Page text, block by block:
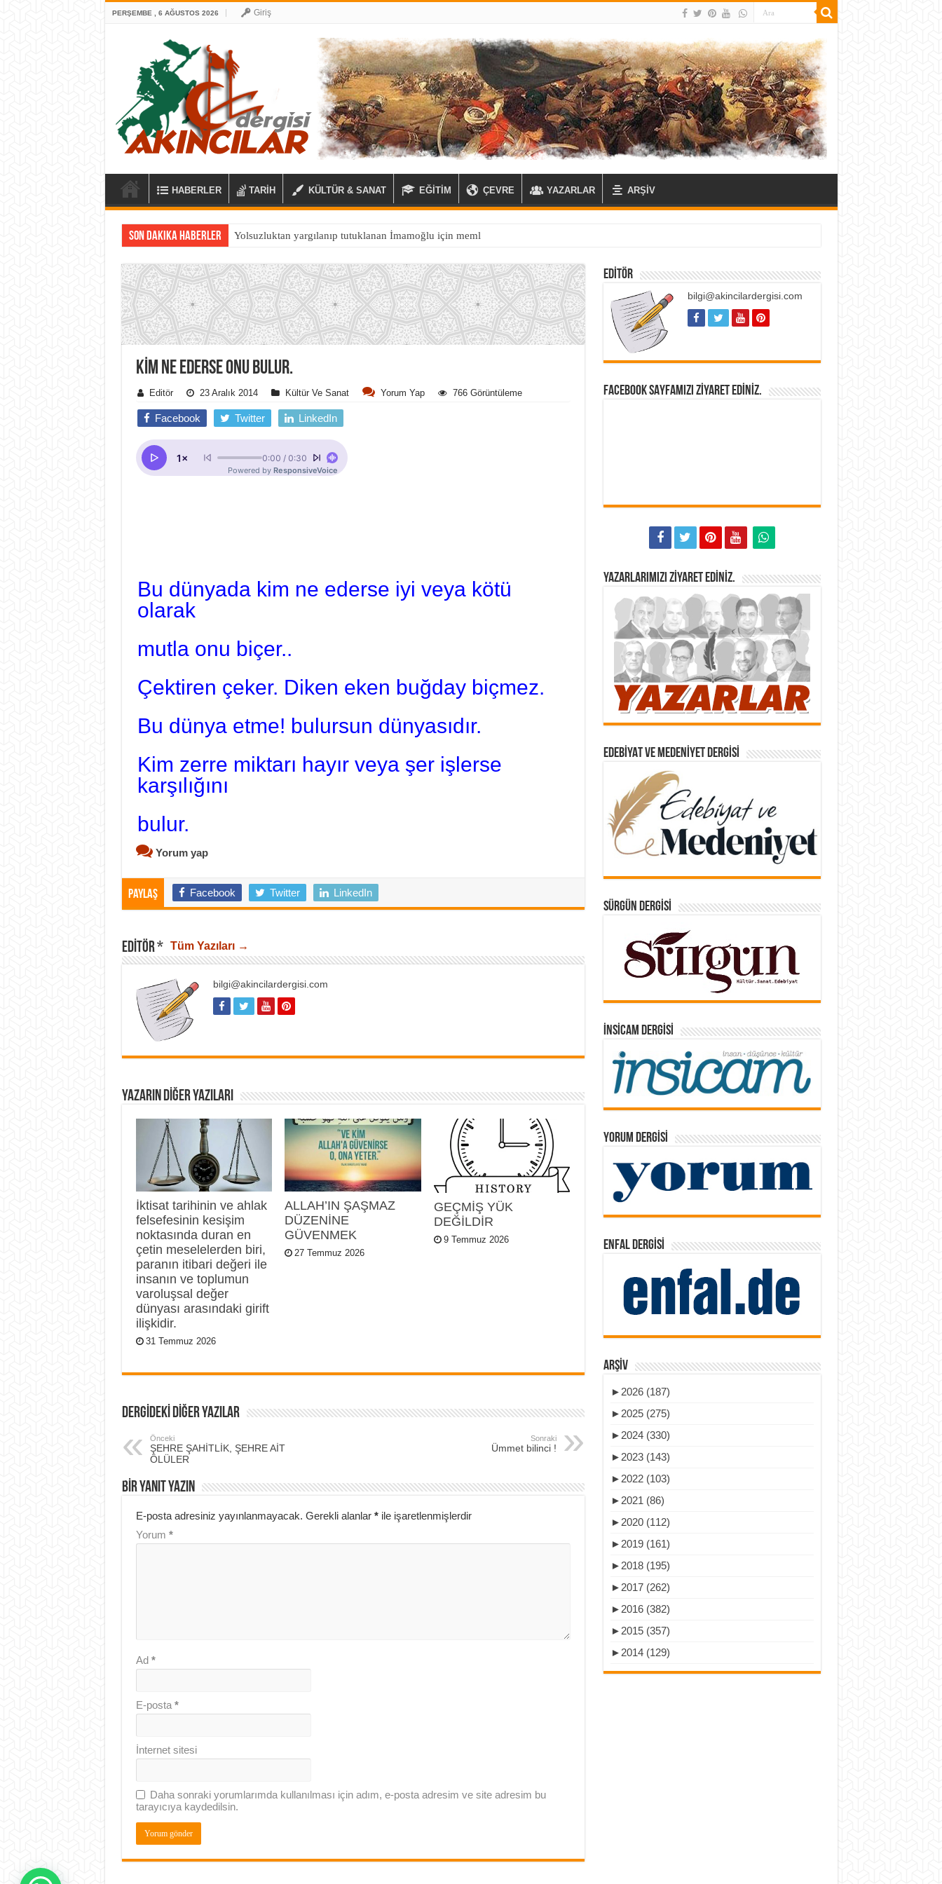
PERŞEMBE , 6 AĞUSTOS 2026 Giriş
HABERLER TARİH KÜLTÜR & SANAT EĞİTİM ÇEVRE YAZARLAR ARŞİV
Son Dakika Haberler Yolsuzluktan yargılanıp tutuklanan İmamoğlu için memlekette kaos çıkaran CHP ‘lilere soruyoru
KIM NE EDERSE ONU BULUR.
Editör 23 Aralık 2014 Kültür Ve Sanat Yorum Yap 766 Görüntüleme
Facebook Twitter LinkedIn
Bu dünyada kim ne ederse iyi veya kötü
olarak
mutla onu biçer..
Çektiren çeker. Diken eken buğday biçmez.
Bu dünya etme! bulursun dünyasıdır.
Kim zerre miktarı hayır veya şer işlerse
karşılığını
bulur.
Yorum yap
Paylaş Facebook Twitter LinkedIn
EDITÖR * Tüm Yazıları →
bilgi@akincilardergisi.com
YAZARIN DIĞER YAZILARI
İktisat tarihinin ve ahlak
felsefesinin kesişim
noktasında duran en
çetin meselelerden biri,
paranın itibari değeri ile
insanın ve toplumun
varoluşsal değer
dünyası arasındaki girift
ilişkidir.
31 Temmuz 2026
ALLAH’IN ŞAŞMAZ
DÜZENİNE
GÜVENMEK
27 Temmuz 2026
GEÇMİŞ YÜK
DEĞİLDİR
9 Temmuz 2026
DERGİDEKİ DİĞER YAZILAR
Önceki
ŞEHRE ŞAHİTLİK, ŞEHRE AİT
ÖLÜLER
Sonraki
Ümmet bilinci !
BIR YANIT YAZIN
E-posta adresiniz yayınlanmayacak. Gerekli alanlar *ile işaretlenmişlerdir
Yorum *
Ad *
E-posta *
İnternet sitesi
Daha sonraki yorumlarımda kullanılması için adım, e-posta adresim ve site adresim bu
tarayıcıya kaydedilsin.
EDITÖR
bilgi@akincilardergisi.com
FACEBOOK SAYFAMIZI ZIYARET EDINIZ.
YAZARLARIMIZI ZIYARET EDINIZ.
EDEBIYAT VE MEDENIYET DERGISI
SÜRGÜN DERGISI
İNSICAM DERGISI
YORUM DERGISI
ENFAL DERGISI
ARŞIV
► 2026 (187)
► 2025 (275)
► 2024 (330)
► 2023 (143)
► 2022 (103)
► 2021 (86)
► 2020 (112)
► 2019 (161)
► 2018 (195)
► 2017 (262)
► 2016 (382)
► 2015 (357)
► 2014 (129)